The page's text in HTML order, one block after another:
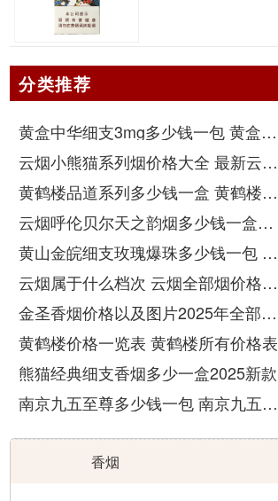
分类推荐
黄盒中华细支3mg多少钱一包 黄盒中华细支3mg香烟价格查询
云烟小熊猫系列烟价格大全 最新云烟小熊猫图片报价
黄鹤楼品道系列多少钱一盒 黄鹤楼品道系列香烟价格表图片
云烟呼伦贝尔天之韵烟多少钱一盒中支价格
黄山金皖细支玫瑰爆珠多少钱一包 黄山金皖细支玫瑰爆珠2025最新价格
云烟属于什么档次 云烟全部烟价格表大全
金圣香烟价格以及图片2025年全部价格
黄鹤楼价格一览表 黄鹤楼所有价格表
熊猫经典细支香烟多少一盒2025新款
南京九五至尊多少钱一包 南京九五至尊价格及图片
香烟